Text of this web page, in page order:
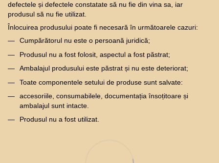
defectele și defectele constatate să nu fie din vina sa, iar
produsul să nu fie utilizat.
Înlocuirea produsului poate fi necesară în următoarele cazuri:
Cumpărătorul nu este o persoană juridică;
Produsul nu a fost folosit, aspectul a fost păstrat;
Ambalajul produsului este păstrat și nu este deteriorat;
Toate componentele setului de produse sunt salvate:
accesoriile, consumabilele, documentația însoțitoare și
ambalajul sunt intacte.
Produsul nu a fost utilizat.